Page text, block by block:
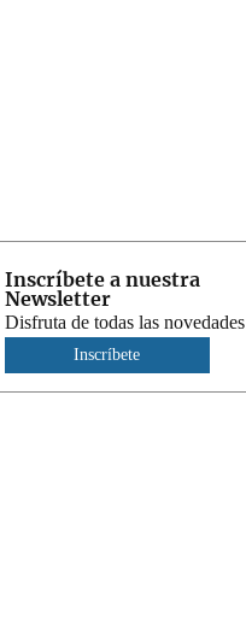
Inscríbete a nuestra
Newsletter
Disfruta de todas las novedades
Inscríbete